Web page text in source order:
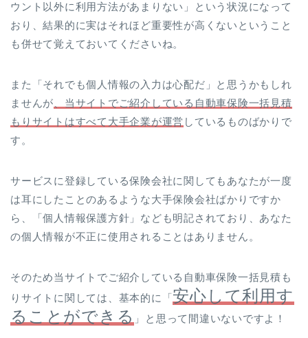
ウント以外に利用方法があまりない」という状況になって
おり、結果的に実はそれほど重要性が高くないということ
も併せて覚えておいてくださいね。
また「それでも個人情報の入力は心配だ」と思うかもしれ
ませんが 、当サイトでご紹介している自動車保険一括見積
もりサイトはすべて大手企業が運営 しているものばかりで
す。
サービスに登録している保険会社に関してもあなたが一度
は耳にしたことのあるような大手保険会社ばかりですか
ら、「個人情報保護方針」なども明記されており、あなた
の個人情報が不正に使用されることはありません。
そのため当サイトでご紹介している自動車保険一括見積も
りサイトに関しては、基本的に「安心して利用す
ることができる 」と思って間違いないですよ！